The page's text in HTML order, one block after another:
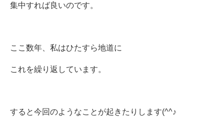
集中すれば良いのです。
ここ数年、私はひたすら地道に
これを繰り返しています。
すると今回のようなことが起きたりします(^^♪